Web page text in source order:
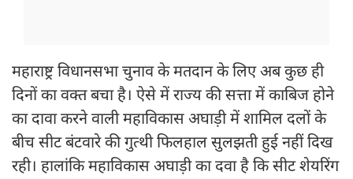
महाराष्ट्र विधानसभा चुनाव के मतदान के लिए अब कुछ ही
दिनों का वक्त बचा है। ऐसे में राज्य की सत्ता में काबिज होने
का दावा करने वाली महाविकास अघाड़ी में शामिल दलों के
बीच सीट बंटवारे की गुत्थी फिलहाल सुलझती हुई नहीं दिख
रही। हालांकि महाविकास अघाड़ी का दवा है कि सीट शेयरिंग